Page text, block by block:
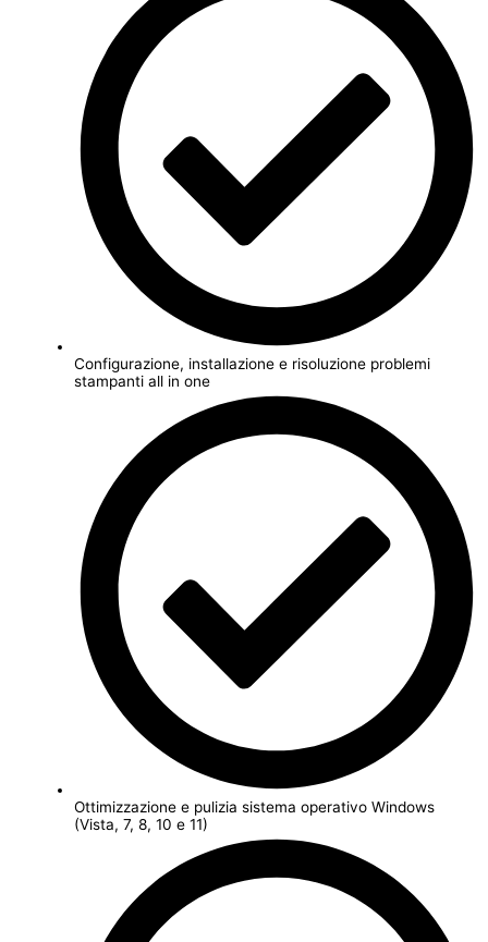
Configurazione, installazione e risoluzione problemi
stampanti all in one
Ottimizzazione e pulizia sistema operativo Windows
(Vista, 7, 8, 10 e 11)